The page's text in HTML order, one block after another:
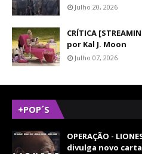
Julho 20, 2026
CRÍTICA
por Kal J. Moon
Julho 07, 2026
+POP´S
OPERAÇÃO -
divulga novo